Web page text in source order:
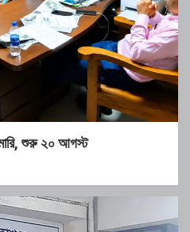
শুরু ২০ আগস্ট